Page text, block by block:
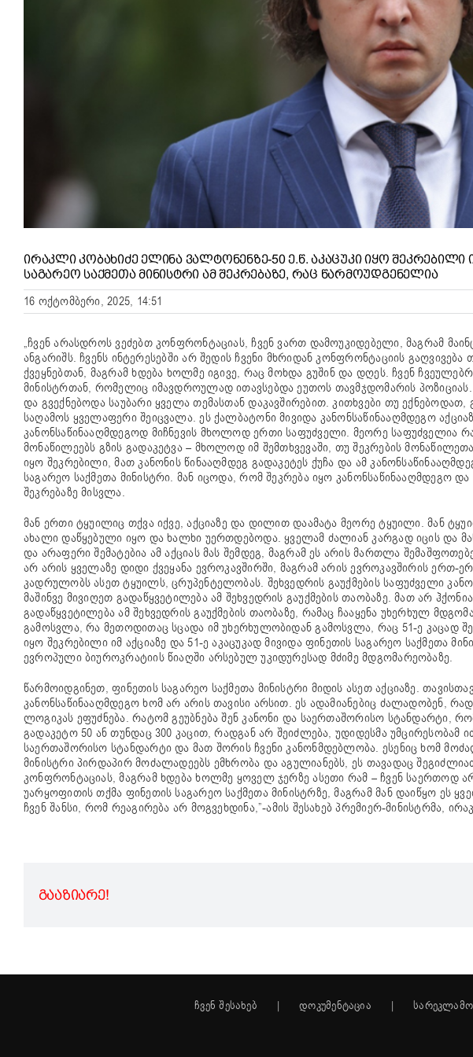
ᲘᲠᲐᲙᲚᲘ ᲙᲝᲑᲐᲮᲘᲫᲔ ᲔᲚᲘᲜᲐ ᲕᲐᲚᲢᲝᲜᲔᲜᲖᲔ-50 Ე.Წ. ᲐᲙᲐᲪᲣᲙᲘ ᲘᲧᲝ ᲨᲔᲙᲠᲔᲑᲘᲚᲘ
ᲡᲐᲒᲐᲠᲔᲝ ᲡᲐᲥᲛᲔᲗᲐ ᲛᲘᲜᲘᲡᲢᲠᲘ ᲐᲛ ᲨᲔᲙᲠᲔᲑᲐᲖᲔ, ᲠᲐᲪ ᲬᲐᲠᲛᲝᲣᲓᲒᲔᲜᲔᲚᲘᲐ
16 ოქტომბერი, 2025, 14:51
„ჩვენ არასდროს ვეძებთ კონფრონტაციას, ჩვენ ვართ დამოუკიდებელი, მაგრამ
ანგარიშს. ჩვენს ინტერესებში არ შედის ჩვენი მხრიდან კონფრონტაციის
ქვეყნებთან, მაგრამ ხდება ხოლმე იგივე, რაც მოხდა გუშინ და დღეს. ჩვენ
მინისტრთან, რომელიც იმავდროულად ითავსებდა ეუთოს თავმჯდომარის
და გვექნებოდა საუბარი ყველა თემასთან დაკავშირებით. კითხვები თუ ექნებოდათ,
საღამოს ყველაფერი შეიცვალა. ეს ქალბატონი მივიდა კანონსაწინააღმდეგო
კანონსაწინააღმდეგოდ მიჩნევის მხოლოდ ერთი საფუძველი. მეორე საფუძველია
მონაწილეებს გზის გადაკეტვა – მხოლოდ იმ შემთხვევაში, თუ შეკრების
იყო შეკრებილი, მათ კანონის წინააღმდეგ გადაკეტეს ქუჩა და ამ
საგარეო საქმეთა მინისტრი. მან იცოდა, რომ შეკრება იყო კანონსაწინააღმდეგო და
შეკრებაზე მისვლა.
მან ერთი ტყუილიც თქვა იქვე, აქციაზე და დილით დაამატა მეორე ტყუილი. მან
ახალი დაწყებული იყო და ხალხი უერთდებოდა. ყველამ ძალიან კარგად იცის და
და არაფერი შემატებია ამ აქციას მას შემდეგ, მაგრამ ეს არის მართლა
არ არის ყველაზე დიდი ქვეყანა ევროკავშირში, მაგრამ არის ევროკავშირის ერთ-
კადრულობს ასეთ ტყუილს, ცრუპენტელობას. შეხვედრის გაუქმების საფუძველი
მაშინვე მივიღეთ გადაწყვეტილება ამ შეხვედრის გაუქმების თაობაზე. მათ არ
გადაწყვეტილება ამ შეხვედრის გაუქმების თაობაზე, რამაც ჩააყენა უხერხულ
გამოსვლა, რა მეთოდითაც სცადა იმ უხერხულობიდან გამოსვლა, რაც 51-ე კაცად
იყო შეკრებილი იმ აქციაზე და 51-ე აკაცუკად მივიდა ფინეთის საგარეო საქმეთა
ევროპული ბიუროკრატიის წიაღში არსებულ უკიდურესად მძიმე მდგომარეობაზე.
წარმოიდგინეთ, ფინეთის საგარეო საქმეთა მინისტრი მიდის ასეთ აქციაზე.
კანონსაწინააღმდეგო ხომ არ არის თავისი არსით. ეს ადამიანებიც ძალადობენ,
ლოგიკას ეფუძნება. რატომ გეუბნება შენ კანონი და საერთაშორისო სტანდარტი,
გადაკეტო 50 ან თუნდაც 300 კაცით, რადგან არ შეიძლება, უდიდესმა უმცირესობამ
საერთაშორისო სტანდარტი და მათ შორის ჩვენი კანონმდებლობა. ესენიც ხომ
მინისტრი პირდაპირ მოძალადეებს ემხრობა და აგულიანებს, ეს თავადაც
კონფრონტაციას, მაგრამ ხდება ხოლმე ყოველ ჯერზე ასეთი რამ – ჩვენ საერთოდ
უარყოფითის თქმა ფინეთის საგარეო საქმეთა მინისტრზე, მაგრამ მან დაიწყო ეს
ჩვენ შანსი, რომ რეაგირება არ მოგვეხდინა,”-ამის შესახებ პრემიერ-მინისტრმა,
ᲒᲐᲐᲖᲘᲐᲠᲔ!
ჩვენ შესახებ დოკუმენტაცია სარეკლამო